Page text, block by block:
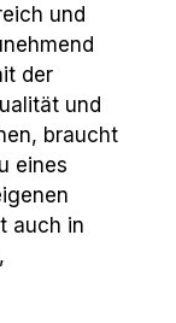
und
der
und
braucht
eines
auch in